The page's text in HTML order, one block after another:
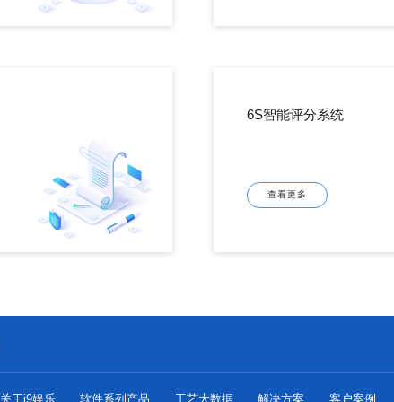
6S智能评分系统
查看更多
关于j9娱乐 软件系列产品 工艺大数据 解决方案 客户案例